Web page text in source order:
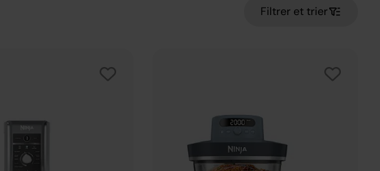
Filtrer et trier